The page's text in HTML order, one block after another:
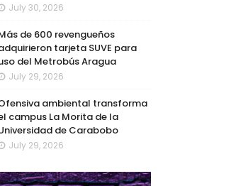
July 30, 2026
de 600 revengueños
tarjeta SUVE para
del Metrobús Aragua
July 29, 2026
ambiental transforma
campus La Morita de la
de Carabobo
July 29, 2026